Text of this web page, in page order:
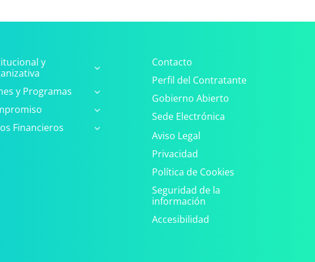
y
y Programas
Financieros
Contacto
Perfil del Contratante
Gobierno Abierto
Sede Electrónica
Aviso Legal
Privacidad
Política de Cookies
Seguridad de la
información
Accesibilidad